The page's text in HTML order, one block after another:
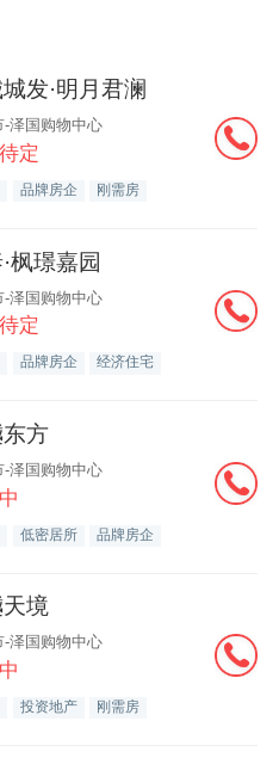
发·明月君澜
-泽国购物中心
定
品牌房企 刚需房
枫璟嘉园
-泽国购物中心
定
品牌房企 经济住宅
方
-泽国购物中心
低密居所 品牌房企
境
-泽国购物中心
投资地产 刚需房